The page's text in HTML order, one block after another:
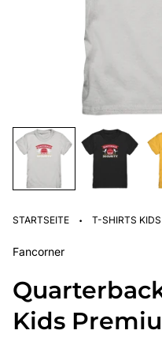
STARTSEITE · T-SHIRTS KIDS
Fancorner
Kids